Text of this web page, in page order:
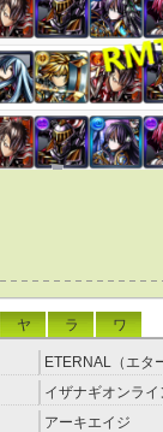
ヤ ラ ワ
ETERNAL（エタ
RMT
イザナギオンライ
アーキエイジ